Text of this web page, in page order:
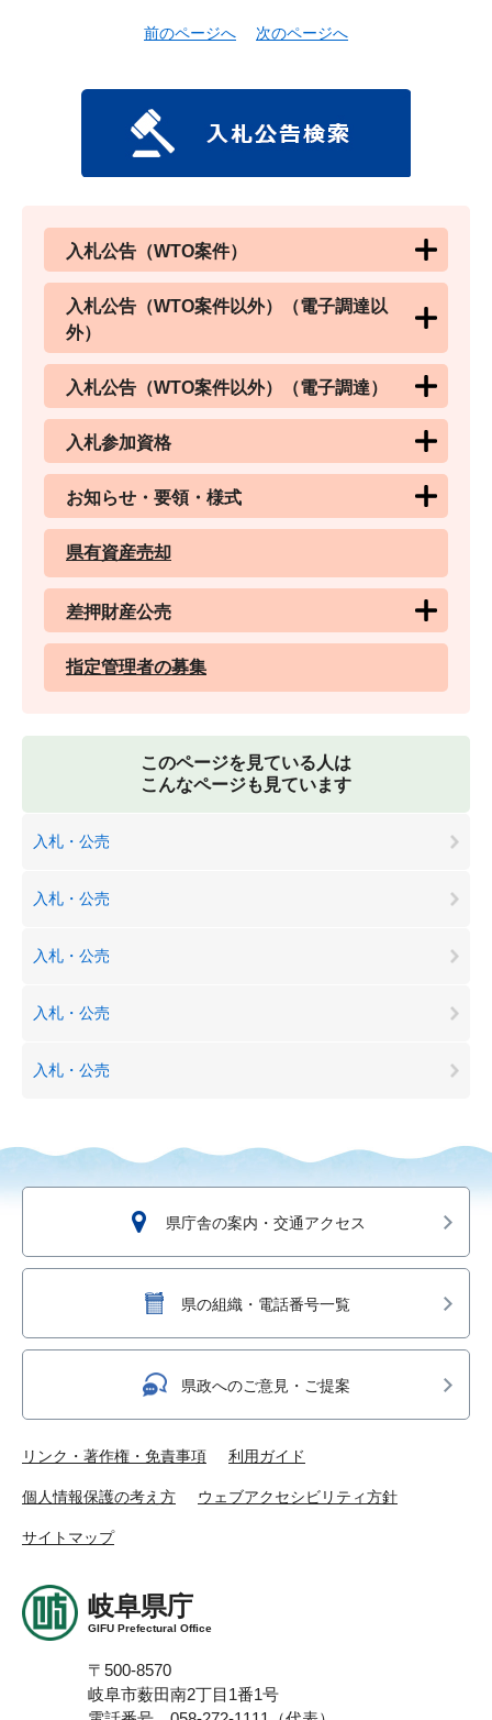
前のページへ 次のページへ
入札公告（WTO案件）
入札公告（WTO案件以外）（電子調達以
外）
入札公告（WTO案件以外）（電子調達）
入札参加資格
お知らせ・要領・様式
県有資産売却
差押財産公売
指定管理者の募集
このページを見ている人は
こんなページも見ています
入札・公売
入札・公売
入札・公売
入札・公売
入札・公売
県庁舎の案内・交通アクセス
県の組織・電話番号一覧
県政へのご意見・ご提案
リンク・著作権・免責事項 利用ガイド
個人情報保護の考え方 ウェブアクセシビリティ方針
サイトマップ
岐阜県庁
GIFU Prefectural Office
〒500-8570
岐阜市薮田南2丁目1番1号